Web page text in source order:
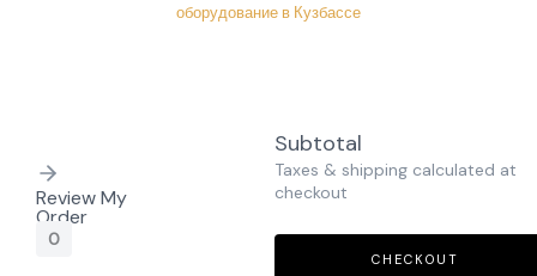
оборудование в Кузбассе
Review My
Order
0
Subtotal
Taxes & shipping calculated at
checkout
CHECKOUT